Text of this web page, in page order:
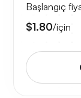
Başlangıç
$1.80/için